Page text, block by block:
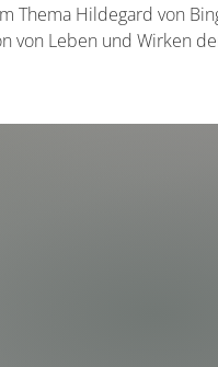
Thema Hildegard von
von Leben und Wirken